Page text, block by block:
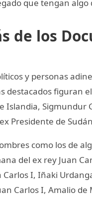
que tengan algo
de los
y personas
destacados figuran
Islandia, Sigmundur
Presidente de
como los de
del ex rey Juan
I, Iñaki
Carlos I, Amalio de